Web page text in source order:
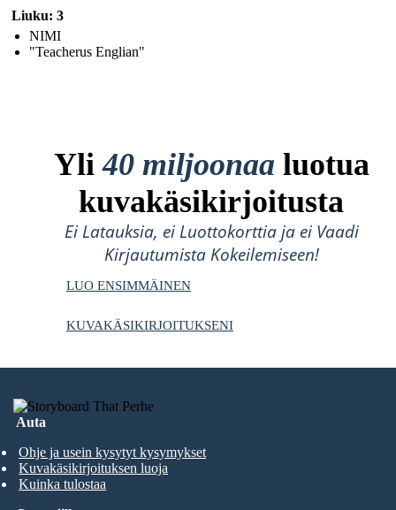
Liuku: 3
NIMI
"Teacherus Englian"
Yli40 miljoonaa luotua
kuvakäsikirjoitusta
Ei Latauksia, ei Luottokorttia ja ei Vaadi
Kirjautumista Kokeilemiseen!
LUO ENSIMMÄINEN
KUVAKÄSIKIRJOITUKSENI
Auta
Ohje ja usein kysytyt kysymykset
Kuvakäsikirjoituksen luoja
Kuinka tulostaa